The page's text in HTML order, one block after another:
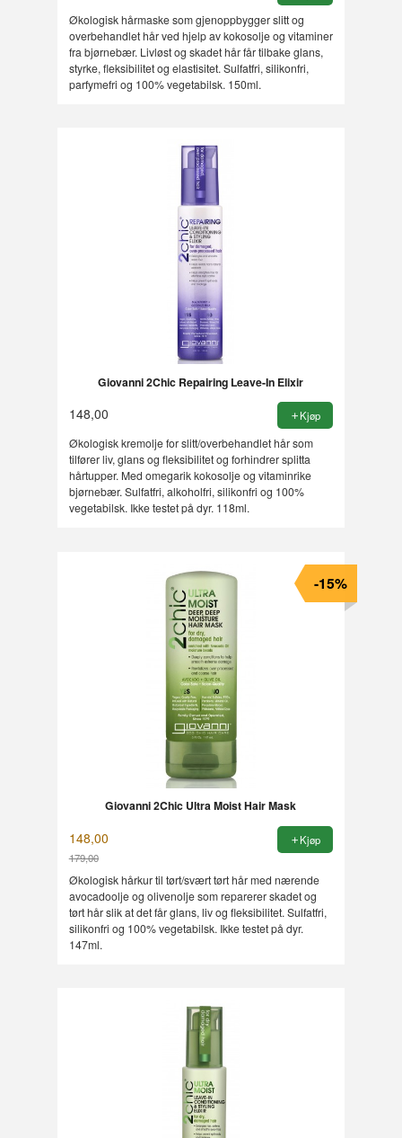
Økologisk hårmaske som gjenoppbygger slitt og
overbehandlet hår ved hjelp av kokosolje og vitaminer
fra bjørnebær. Livløst og skadet hår får tilbake glans,
styrke, fleksibilitet og elastisitet. Sulfatfri, silikonfri,
parfymefri og 100% vegetabilsk. 150ml.
Giovanni 2Chic Repairing Leave-In Elixir
148,00 Kjøp
Økologisk kremolje for slitt/overbehandlet hår som
tilfører liv, glans og fleksibilitet og forhindrer splitta
hårtupper. Med omegarik kokosolje og vitaminrike
bjørnebær. Sulfatfri, alkoholfri, silikonfri og 100%
vegetabilsk. Ikke testet på dyr. 118ml.
Giovanni 2Chic Ultra Moist Hair Mask
148,00
179,00
Rabatt
-15%
Kjøp
Økologisk hårkur til tørt/svært tørt hår med nærende
avocadoolje og olivenolje som reparerer skadet og
tørt hår slik at det får glans, liv og fleksibilitet. Sulfatfri,
silikonfri og 100% vegetabilsk. Ikke testet på dyr.
147ml.